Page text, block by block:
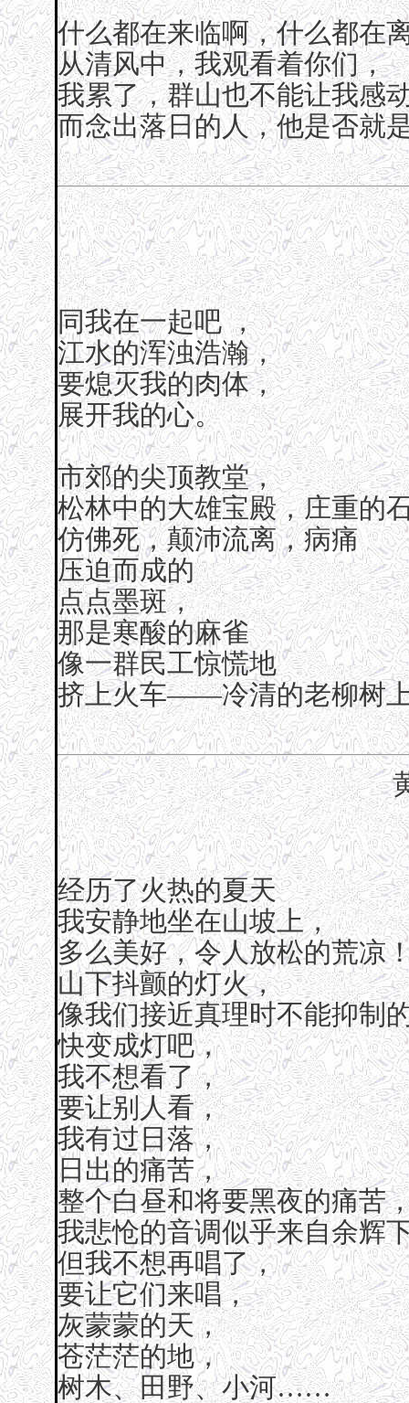
什么都在来临啊，什么都在
从清风中，我观看着你们，
我累了，群山也不能让我感
而念出落日的人，他是否就
同我在一起吧 ，
江水的浑浊浩瀚，
要熄灭我的肉体，
展开我的心。
市郊的尖顶教堂，
松林中的大雄宝殿，庄重的
仿佛死，颠沛流离，病痛
压迫而成的
点点墨斑，
那是寒酸的麻雀
像一群民工惊慌地
挤上火车——冷清的老柳树
经历了火热的夏天
我安静地坐在山坡上，
多么美好，令人放松的荒凉
山下抖颤的灯火，
像我们接近真理时不能抑制
快变成灯吧，
我不想看了，
要让别人看，
我有过日落，
日出的痛苦，
整个白昼和将要黑夜的痛苦
我悲怆的音调似乎来自余辉
但我不想再唱了，
要让它们来唱，
灰蒙蒙的天，
苍茫茫的地，
树木、田野、小河……